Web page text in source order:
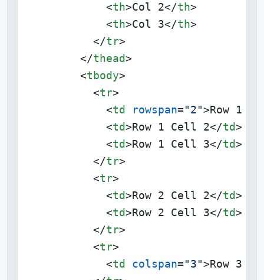
<th>Col 2</th>
<th>Col 3</th>
</tr>
</thead>
<tbody>
<tr>
<td rowspan= "2">Row 1
<td>Row 1 Cell 2</td>
<td>Row 1 Cell 3</td>
</tr>
<tr>
<td>Row 2 Cell 2</td>
<td>Row 2 Cell 3</td>
</tr>
<tr>
<td colspan= "3">Row 3